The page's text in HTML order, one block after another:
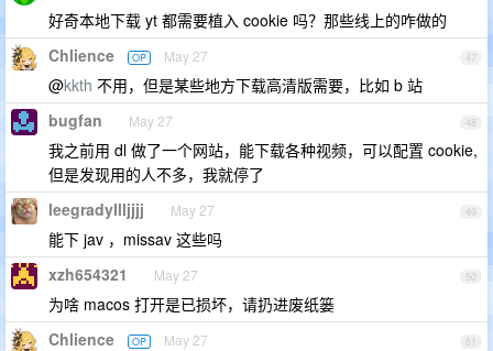
好奇本地下载 yt 都需要植入 cookie 吗？那些线上的咋做的
47
Chlience OP May 27
@kkth 不用，但是某些地方下载高清版需要，比如 b 站
48
bugfan May 27
我之前用 dl 做了一个网站，能下载各种视频，可以配置 cookie,
但是发现用的人不多，我就停了
49
leegradyllljjjj May 27
能下 jav ，missav 这些吗
50
xzh654321 May 27
为啥 macos 打开是已损坏，请扔进废纸篓
51
Chlience OP May 27